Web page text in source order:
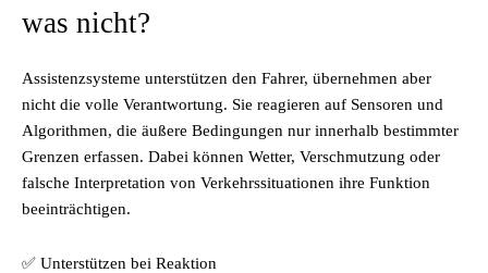
was nicht?
Assistenzsysteme unterstützen den Fahrer, übernehmen aber
nicht die volle Verantwortung. Sie reagieren auf Sensoren und
Algorithmen, die äußere Bedingungen nur innerhalb bestimmter
Grenzen erfassen. Dabei können Wetter, Verschmutzung oder
falsche Interpretation von Verkehrssituationen ihre Funktion
beeinträchtigen.
✅ Unterstützen bei Reaktion